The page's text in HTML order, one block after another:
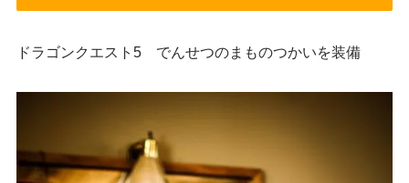
ドラゴンクエスト5 でんせつのまものつかいを装備